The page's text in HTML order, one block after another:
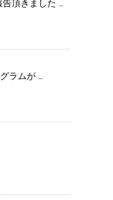
頂きました …
ラムが …